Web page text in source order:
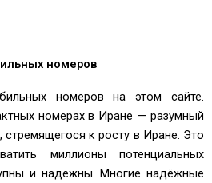
номеров
номеров на этом сайте.
номерах в Иране — разумный
к росту в Иране. Это
миллионы потенциальных
и надежны. Многие надёжные